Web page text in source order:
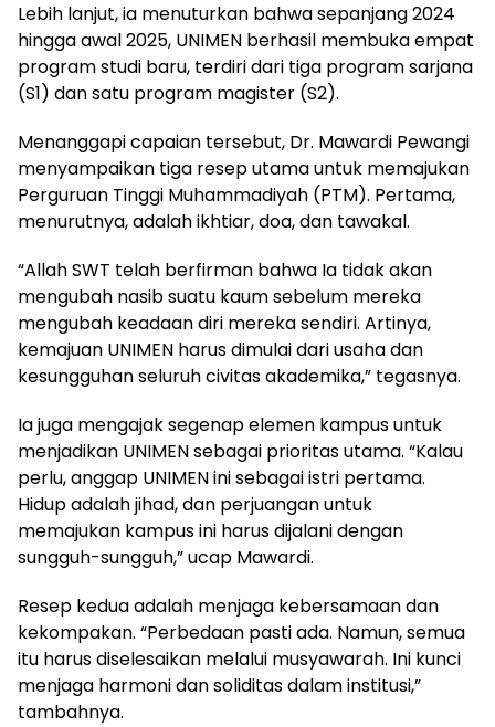
Lebih lanjut, ia menuturkan bahwa sepanjang 2024
hingga awal 2025, UNIMEN berhasil membuka empat
program studi baru, terdiri dari tiga program sarjana
(S1) dan satu program magister (S2).
Menanggapi capaian tersebut, Dr. Mawardi Pewangi
menyampaikan tiga resep utama untuk memajukan
Perguruan Tinggi Muhammadiyah (PTM). Pertama,
menurutnya, adalah ikhtiar, doa, dan tawakal.
“Allah SWT telah berfirman bahwa Ia tidak akan
mengubah nasib suatu kaum sebelum mereka
mengubah keadaan diri mereka sendiri. Artinya,
kemajuan UNIMEN harus dimulai dari usaha dan
kesungguhan seluruh civitas akademika,” tegasnya.
Ia juga mengajak segenap elemen kampus untuk
menjadikan UNIMEN sebagai prioritas utama. “Kalau
perlu, anggap UNIMEN ini sebagai istri pertama.
Hidup adalah jihad, dan perjuangan untuk
memajukan kampus ini harus dijalani dengan
sungguh-sungguh,” ucap Mawardi.
Resep kedua adalah menjaga kebersamaan dan
kekompakan. “Perbedaan pasti ada. Namun, semua
itu harus diselesaikan melalui musyawarah. Ini kunci
menjaga harmoni dan soliditas dalam institusi,”
tambahnya.